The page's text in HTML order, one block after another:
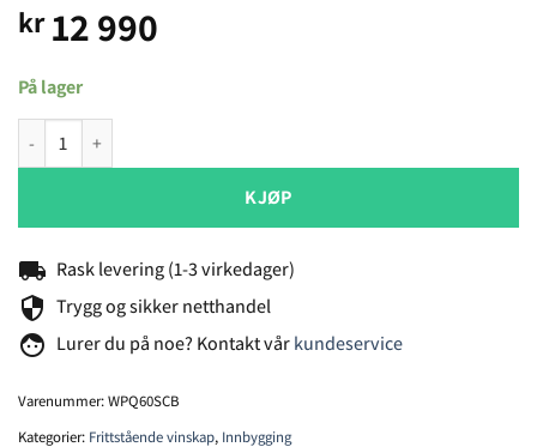
kr12 990
På lager
Temptech Premium WPQ60SCB vinskap antall
KJØP
local_shipping Rask levering (1-3 virkedager)
security Trygg og sikker netthandel
face Lurer du på noe? Kontakt vårkundeservice
Varenummer:WPQ60SCB
Kategorier: Frittstående vinskap, Innbygging